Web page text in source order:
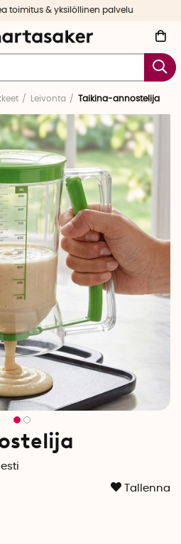
& yksilöllinen palvelu
Leivonta Taikina-annostelija
Tallenna